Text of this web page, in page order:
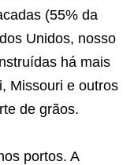
(55% da
Unidos, nosso
há mais
Missouri e outros
de grãos.
portos. A